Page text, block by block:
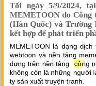
Tối ngày 5/9/2024,
MEMETOON do Công
(Hàn Quốc) và
kết hợp để phát triển
MEMETOON là dạng
webtoon và nền tảng
dựng trên nền tảng công
không còn là những người
ty sản xuất truyện tranh.